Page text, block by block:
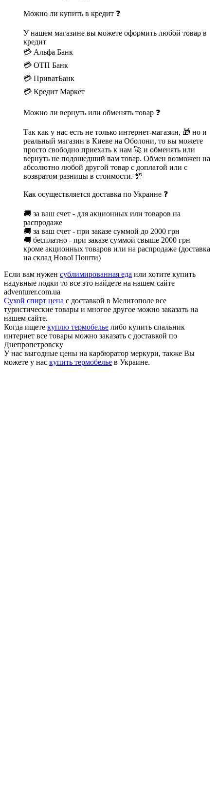
Можно ли купить в кредит ❓
У нашем магазине вы можете оформить любой товар в
кредит
💳 Альфа Банк
💳 ОТП Банк
💳 ПриватБанк
💳 Кредит Маркет
Можно ли вернуть или обменять товар ❓
Так как у нас есть не только интернет-магазин, 🎁 но и
реальный магазин в Киеве на Оболони, то вы можете
просто свободно приехать к нам 🚀 и обменять или
вернуть не подошедший вам товар. Обмен возможен на
абсолютно любой другой товар с доплатой или с
возвратом разницы в стоимости. 💯
Как осуществляется доставка по Украине ❓
🚚 за ваш счет - для акционных или товаров на
распродаже
🚚 за ваш счет - при заказе суммой до 2000 грн
🚚 бесплатно - при заказе суммой свыше 2000 грн
кроме акционных товаров или на распродаже (доставка
на склад Нової Пошти)
Если вам нужен сублимированная еда или хотите купить
надувные лодки то все это найдете на нашем сайте
adventurer.com.ua
Сухой спирт цена с доставкой в Мелитополе все
туристические товары и многое другое можно заказать на
нашем сайте.
Когда ищете куплю термобелье либо купить спальник
интернет все товары можно заказать с доставкой по
Днепропетровску
У нас выгодные цены на карбюратор меркури, также Вы
можете у нас купить термобелье в Украине.